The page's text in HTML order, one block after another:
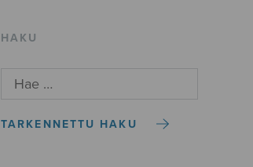
HAKU
TARKENNETTU HAKU